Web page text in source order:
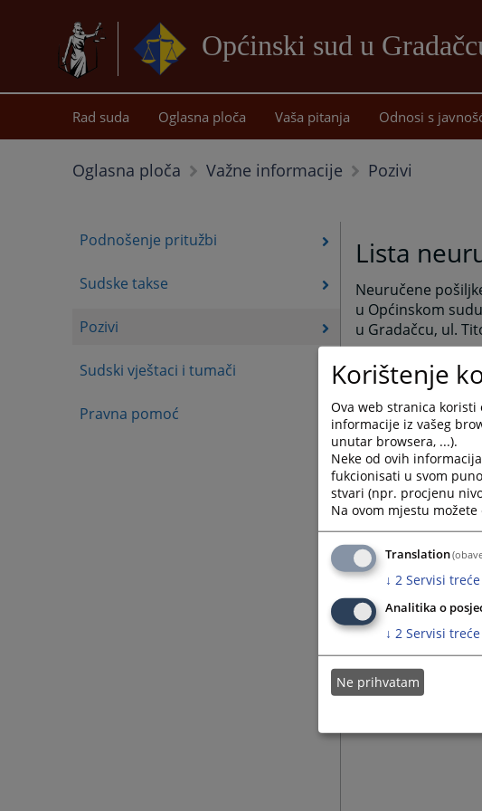
Općinski sud u
Rad suda Oglasna ploča Vaša pitanja Odnosi s
Oglasna ploča Važne informacije Pozivi
Podnošenje pritužbi
Sudske takse
Pozivi
Sudski vještaci i tumači
Pravna pomoć
Lista
Neuručene
u Općinskom sudu
u Gradačcu, ul.
Također,
obaviješteni
Općinskog sudu
časova kod
Korištenje
Ova web stranica
informacije iz vašeg
unutar browsera, ...).
Neke od ovih
fukcionisati u svom
stvari (npr. procjenu
Na ovom mjestu
Translation
↓ 2 Servisi
Analitika o
↓ 2 Servisi
Ne prihvatam